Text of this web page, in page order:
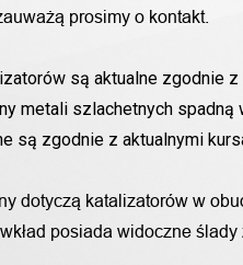
prosimy o kontakt.
są aktualne zgodnie
metali szlachetnych
są zgodnie z aktualnymi
dotyczą katalizatorów w
posiada widoczne